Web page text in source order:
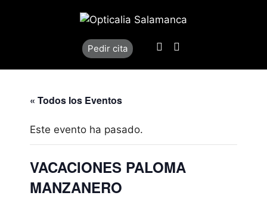
Pedir cita Llamar
« Todos los Eventos
Este evento ha pasado.
VACACIONES PALOMA
MANZANERO